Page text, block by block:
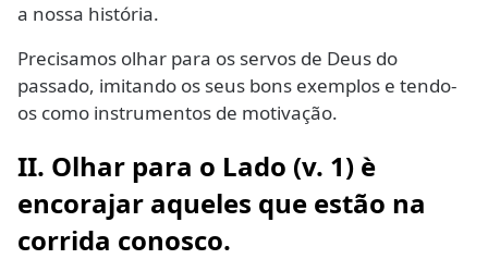
a nossa história.
Precisamos olhar para os servos de Deus do
passado, imitando os seus bons exemplos e tendo-
os como instrumentos de motivação.
II. Olhar para o Lado (v. 1) è
encorajar aqueles que estão na
corrida conosco.